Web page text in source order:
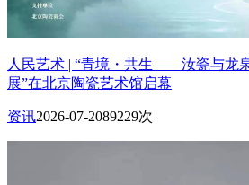
人民艺术 | “青境・共生——汝瓷与龙
展”在北京陶瓷艺术馆启幕
资讯2026-07-2089229次